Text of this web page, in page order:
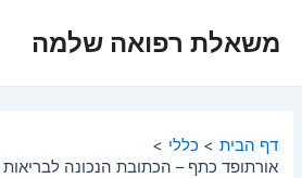
לתוכןמשאלת רפואה שלמה
דף הבית
כללי
אורתופד כתף – הכתובת הנכונה